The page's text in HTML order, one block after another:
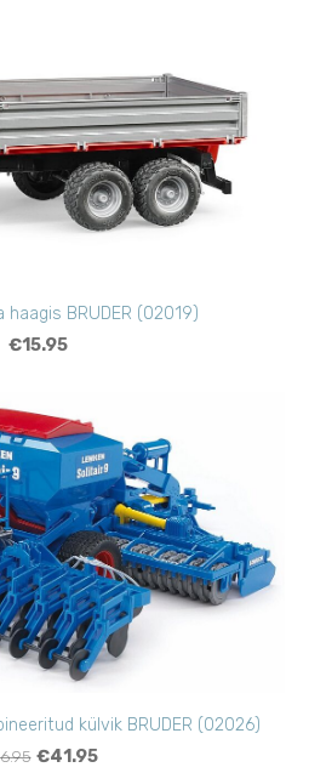
BRUDER (02019)
€15.95
külvik BRUDER (02026)
€41.95